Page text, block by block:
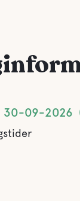
30-09-2026